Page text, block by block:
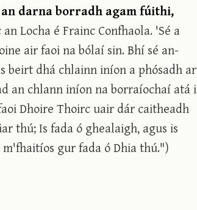
darna borradh agam fúithi,
Locha é Frainc Confhaola. 'Sé a
air faoi na bólaí sin. Bhí sé an-
beirt dhá chlainn iníon a phósadh ar
an chlann iníon na borraíochaí atá i
Dhoire Thoirc uair dár caitheadh
thú; Is fada ó ghealaigh, agus is
gur fada ó Dhia thú.")